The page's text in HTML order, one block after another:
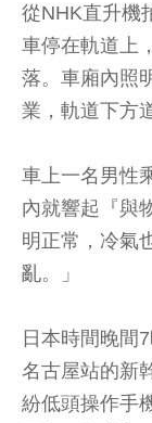
從NHK直升機
車停在軌道上
落。車廂內照
業，軌道下方
車上一名男性
內就響起『與
明正常，冷氣
亂。」
日本時間晚間
名古屋站的新
紛低頭操作手